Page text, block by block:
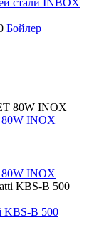
Бойлер
80W INOX
80W INOX
KBS-B 500